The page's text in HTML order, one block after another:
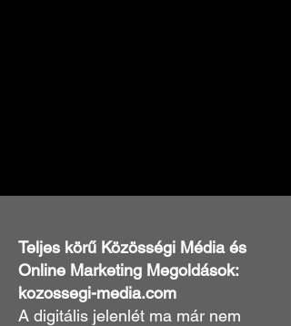
Teljes körű Közösségi Média és
Online Marketing Megoldások:
kozossegi-media.com
A digitális jelenlét ma már nem